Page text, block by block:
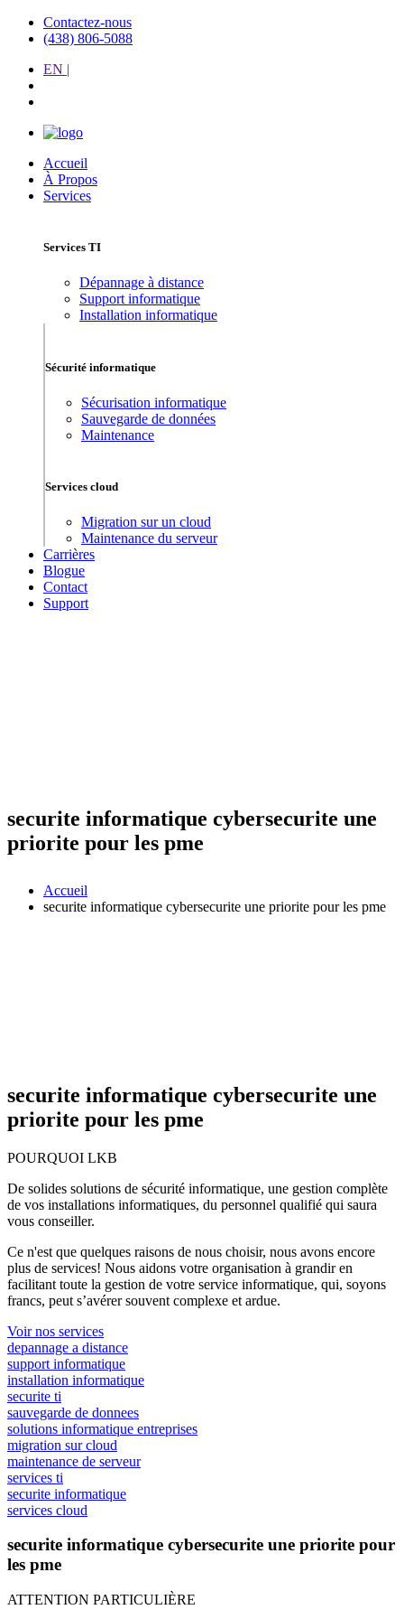
Contactez-nous
(438) 806-5088
EN |
Accueil
À Propos
Services
Services TI
Dépannage à distance
Support informatique
Installation informatique
Sécurité informatique
Sécurisation informatique
Sauvegarde de données
Maintenance
Services cloud
Migration sur un cloud
Maintenance du serveur
Carrières
Blogue
Contact
Support
securite informatique cybersecurite une
priorite pour les pme
Accueil
securite informatique cybersecurite une priorite pour les pme
securite informatique cybersecurite une
priorite pour les pme
POURQUOI LKB
De solides solutions de sécurité informatique, une gestion complète
de vos installations informatiques, du personnel qualifié qui saura
vous conseiller.
Ce n'est que quelques raisons de nous choisir, nous avons encore
plus de services! Nous aidons votre organisation à grandir en
facilitant toute la gestion de votre service informatique, qui, soyons
francs, peut s’avérer souvent complexe et ardue.
Voir nos services
depannage a distance
support informatique
installation informatique
securite ti
sauvegarde de donnees
solutions informatique entreprises
migration sur cloud
maintenance de serveur
services ti
securite informatique
services cloud
securite informatique cybersecurite une priorite pour
les pme
ATTENTION PARTICULIÈRE